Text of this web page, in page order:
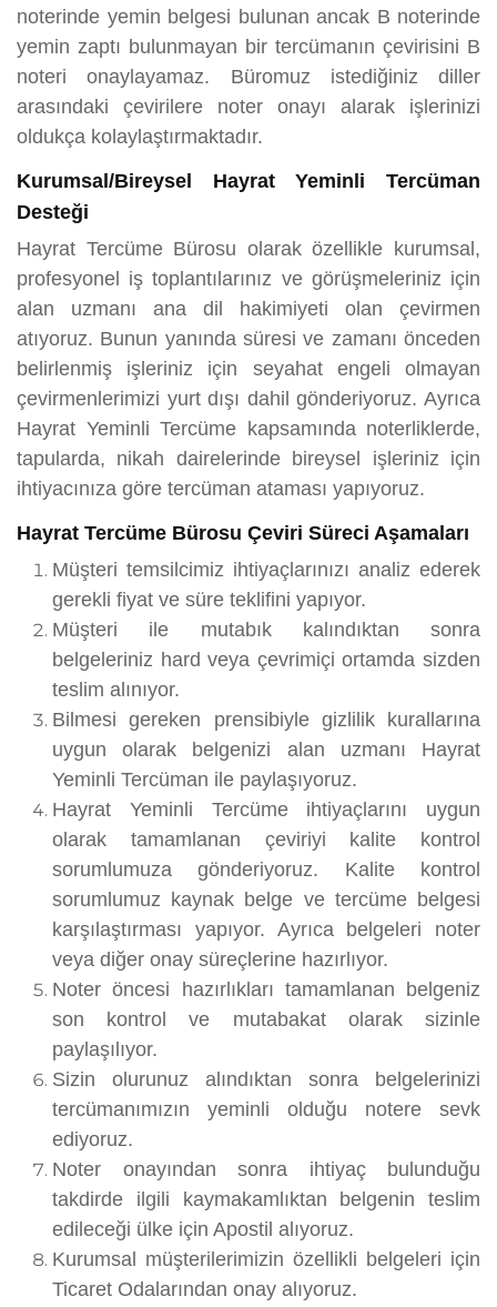
noterinde yemin belgesi bulunan ancak B noterinde
yemin zaptı bulunmayan bir tercümanın çevirisini B
noteri onaylayamaz. Büromuz istediğiniz diller
arasındaki çevirilere noter onayı alarak işlerinizi
oldukça kolaylaştırmaktadır.
Kurumsal/Bireysel Hayrat Yeminli Tercüman
Desteği
Hayrat Tercüme Bürosu olarak özellikle kurumsal,
profesyonel iş toplantılarınız ve görüşmeleriniz için
alan uzmanı ana dil hakimiyeti olan çevirmen
atıyoruz. Bunun yanında süresi ve zamanı önceden
belirlenmiş işleriniz için seyahat engeli olmayan
çevirmenlerimizi yurt dışı dahil gönderiyoruz. Ayrıca
Hayrat Yeminli Tercüme kapsamında noterliklerde,
tapularda, nikah dairelerinde bireysel işleriniz için
ihtiyacınıza göre tercüman ataması yapıyoruz.
Hayrat Tercüme Bürosu Çeviri Süreci Aşamaları
Müşteri temsilcimiz ihtiyaçlarınızı analiz ederek
gerekli fiyat ve süre teklifini yapıyor.
Müşteri ile mutabık kalındıktan sonra
belgeleriniz hard veya çevrimiçi ortamda sizden
teslim alınıyor.
Bilmesi gereken prensibiyle gizlilik kurallarına
uygun olarak belgenizi alan uzmanı Hayrat
Yeminli Tercüman ile paylaşıyoruz.
Hayrat Yeminli Tercüme ihtiyaçlarını uygun
olarak tamamlanan çeviriyi kalite kontrol
sorumlumuza gönderiyoruz. Kalite kontrol
sorumlumuz kaynak belge ve tercüme belgesi
karşılaştırması yapıyor. Ayrıca belgeleri noter
veya diğer onay süreçlerine hazırlıyor.
Noter öncesi hazırlıkları tamamlanan belgeniz
son kontrol ve mutabakat olarak sizinle
paylaşılıyor.
Sizin olurunuz alındıktan sonra belgelerinizi
tercümanımızın yeminli olduğu notere sevk
ediyoruz.
Noter onayından sonra ihtiyaç bulunduğu
takdirde ilgili kaymakamlıktan belgenin teslim
edileceği ülke için Apostil alıyoruz.
Kurumsal müşterilerimizin özellikli belgeleri için
Ticaret Odalarından onay alıyoruz.